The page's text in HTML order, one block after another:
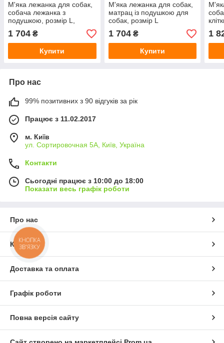
М'яка лежанка для собак,
собача лежанка з
подушкою, розмір L,
графіт
1 704 ₴
Купити
М'яка лежанка для собак,
матрац із подушкою для
собак, розмір L
1 704₴
Купити
х
1
Про нас
99% позитивних з 90 відгуків за рік
Працює з 11.02.2017
м. Київ
ул. Сортировочная 5А, Київ, Україна
Контакти
Сьогодні працює з 10:00 до 18:00
Показати весь графік роботи
Про нас
Контакти
Доставка та оплата
Графік роботи
Повна версія сайту
КНОПКА
ЗВ'ЯЗКУ